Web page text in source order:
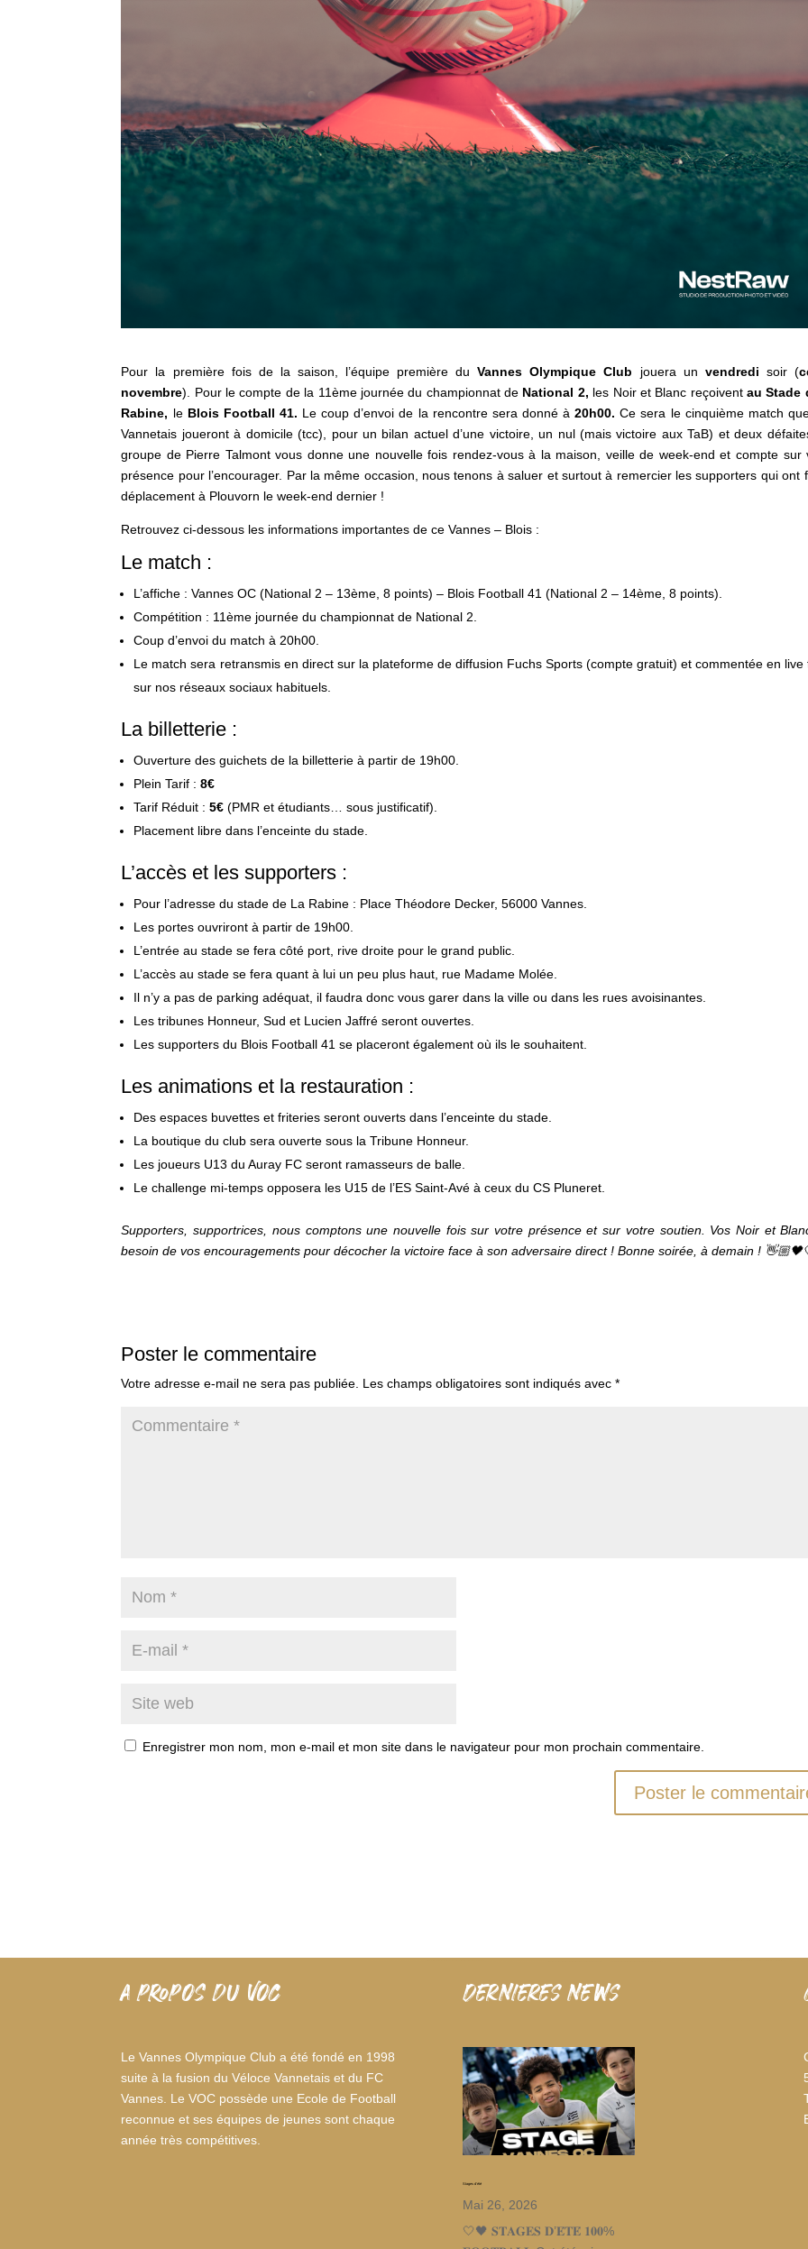
Pour la première fois de la saison, l’équipe première duVannes Olympique Club jouera un vendredi soir (
novembre). Pour le compte de la 11ème journée du championnat de National 2, les Noir et Blanc reçoivent auStade
Rabine, leBlois Football 41. Le coup d’envoi de la rencontre sera donné à 20h00.Ce sera le cinquième match
Vannetais joueront à domicile (tcc), pour un bilan actuel d’une victoire, un nul (mais victoire aux TaB) et deux
groupe de Pierre Talmont vous donne une nouvelle fois rendez-vous à la maison, veille de week-end et compte sur
présence pour l’encourager. Par la même occasion, nous tenons à saluer et surtout à remercier les supporters qui ont
déplacement à Plouvorn le week-end dernier !
Retrouvez ci-dessous les informations importantes de ce Vannes – Blois :
Le match :
L’affiche : Vannes OC (National 2 – 13ème, 8 points) – Blois Football 41 (National 2 – 14ème, 8 points).
Compétition : 11ème journée du championnat de National 2.
Coup d’envoi du match à 20h00.
Le match sera retransmis en direct sur la plateforme de diffusion Fuchs Sports (compte gratuit) et commentée en live
sur nos réseaux sociaux habituels.
La billetterie :
Ouverture des guichets de la billetterie à partir de 19h00.
Plein Tarif :8€
Tarif Réduit :5€(PMR et étudiants… sous justificatif).
Placement libre dans l’enceinte du stade.
L’accès et les supporters :
Pour l’adresse du stade de La Rabine : Place Théodore Decker, 56000 Vannes.
Les portes ouvriront à partir de 19h00.
L’entrée au stade se fera côté port, rive droite pour le grand public.
L’accès au stade se fera quant à lui un peu plus haut, rue Madame Molée.
Il n’y a pas de parking adéquat, il faudra donc vous garer dans la ville ou dans les rues avoisinantes.
Les tribunes Honneur, Sud et Lucien Jaffré seront ouvertes.
Les supporters du Blois Football 41 se placeront également où ils le souhaitent.
Les animations et la restauration :
Des espaces buvettes et friteries seront ouverts dans l’enceinte du stade.
La boutique du club sera ouverte sous la Tribune Honneur.
Les joueurs U13 du Auray FC seront ramasseurs de balle.
Le challenge mi-temps opposera les U15 de l’ES Saint-Avé à ceux du CS Pluneret.
Supporters, supportrices, nous comptons une nouvelle fois sur votre présence et sur votre soutien. Vos Noir et
besoin de vos encouragements pour décocher la victoire face à son adversaire direct ! Bonne soirée, à demain !
Poster le commentaire
Votre adresse e-mail ne sera pas publiée. Les champs obligatoires sont indiqués avec*
Enregistrer mon nom, mon e-mail et mon site dans le navigateur pour mon prochain commentaire.
A PROPOS DU VOC
Le Vannes Olympique Club a été fondé en 1998
suite à la fusion du Véloce Vannetais et du FC
Vannes. Le VOC possède une Ecole de Football
reconnue et ses équipes de jeunes sont chaque
année très compétitives.
dernieres news
Stages d’été
Mai 26, 2026
🤍🖤 𝐒𝐓𝐀𝐆𝐄𝐒 𝐃’𝐄́𝐓𝐄́ 𝟏𝟎𝟎%